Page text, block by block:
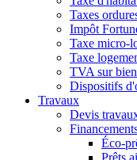
Taxes
Impôt
Taxe micro-
Taxe
TVA sur
Dispositifs
Travaux
Devis
Éco-
Prêts